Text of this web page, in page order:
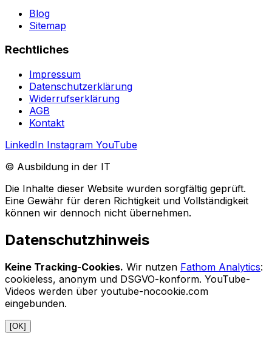
Blog
Sitemap
Rechtliches
Impressum
Datenschutzerklärung
Widerrufserklärung
AGB
Kontakt
LinkedIn Instagram YouTube
© Ausbildung in der IT
Die Inhalte dieser Website wurden sorgfältig geprüft.
Eine Gewähr für deren Richtigkeit und Vollständigkeit
können wir dennoch nicht übernehmen.
Datenschutzhinweis
Keine Tracking-Cookies. Wir nutzen Fathom Analytics:
cookieless, anonym und DSGVO-konform. YouTube-
Videos werden über youtube-nocookie.com
eingebunden.
[OK]